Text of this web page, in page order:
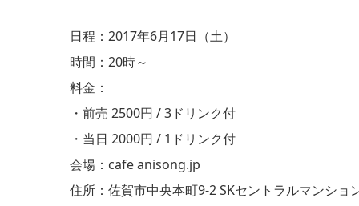
日程：2017年6月17日（土）
時間：20時～
料金：
・前売 2500円 / 3ドリンク付
・当日 2000円 / 1ドリンク付
会場：cafe anisong.jp
住所：佐賀市中央本町9-2 SKセントラルマンショ